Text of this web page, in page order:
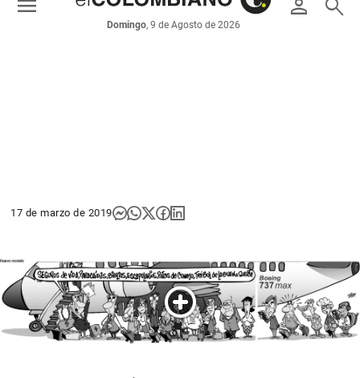
Colombia
person search
Domingo, 9 de Agosto de 2026
menu
17 de marzo de 2019